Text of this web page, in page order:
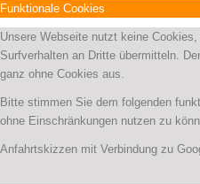
Funktionale Cookies
Unsere Webseite nutzt keine
Surfverhalten an Dritte übermitteln.
ganz ohne Cookies aus.
Bitte stimmen Sie dem folgenden
ohne Einschränkungen nutzen zu
Anfahrtskizzen mit Verbindung zu